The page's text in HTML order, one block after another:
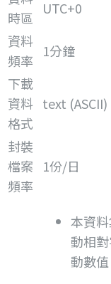
時區
UTC+0
資料
頻率
1分鐘
下載
資料
格式
text (ASCII)
封裝
檔案
頻率
1份/日
本資
動相
動數